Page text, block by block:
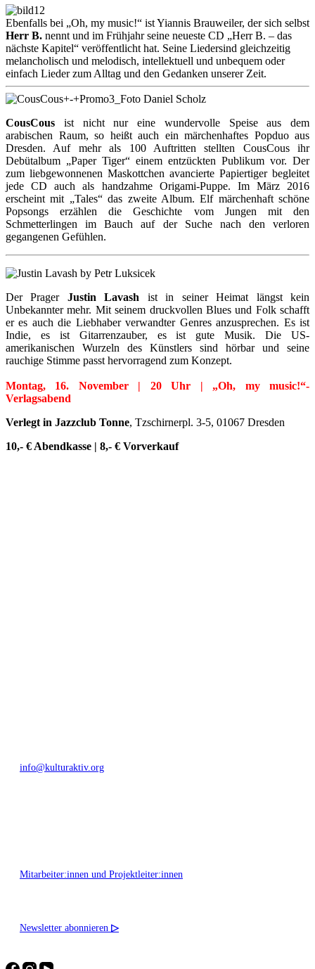
Ebenfalls bei „Oh, my music!“ ist Yiannis Brauweiler, der sich selbst
Herr B. nennt und im Frühjahr seine neueste CD „Herr B. – das
nächste Kapitel“ veröffentlicht hat. Seine Liedersind gleichzeitig
melancholisch und melodisch, intellektuell und unbequem oder
einfach Lieder zum Alltag und den Gedanken unserer Zeit.
CousCous ist nicht nur eine wundervolle Speise aus dem
arabischen Raum, so heißt auch ein märchenhaftes Popduo aus
Dresden. Auf mehr als 100 Auftritten stellten CousCous ihr
Debütalbum „Paper Tiger“ einem entzückten Publikum vor. Der
zum liebgewonnenen Maskottchen avancierte Papiertiger begleitet
jede CD auch als handzahme Origami-Puppe. Im März 2016
erscheint mit „Tales“ das zweite Album. Elf märchenhaft schöne
Popsongs erzählen die Geschichte vom Jungen mit den
Schmetterlingen im Bauch auf der Suche nach den verloren
gegangenen Gefühlen.
Der Prager Justin Lavash ist in seiner Heimat längst kein
Unbekannter mehr. Mit seinem druckvollen Blues und Folk schafft
er es auch die Liebhaber verwandter Genres anzusprechen. Es ist
Indie, es ist Gitarrenzauber, es ist gute Musik. Die US-
amerikanischen Wurzeln des Künstlers sind hörbar und seine
rauchige Stimme passt hervorragend zum Konzept.
Montag, 16. November | 20 Uhr | „Oh, my music!“-
Verlagsabend
Verlegt in Jazzclub Tonne, Tzschirnerpl. 3-5, 01067 Dresden
10,- € Abendkasse | 8,- € Vorverkauf
info@kulturaktiv.org
Mitarbeiter:innen und Projektleiter:innen
Newsletter abonnieren ▷